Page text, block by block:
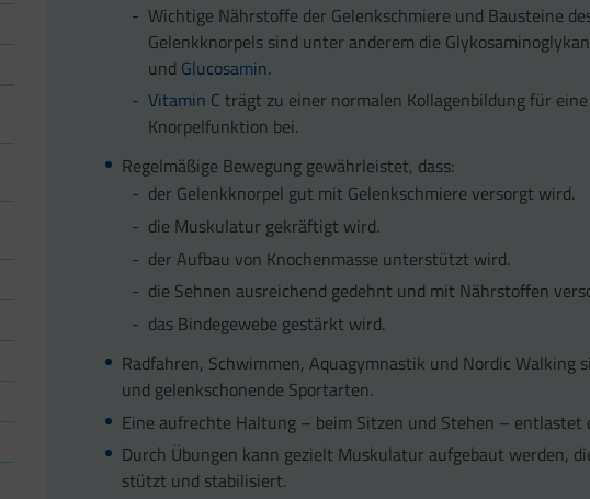
Wichtige Nährstoffe der Gelenkschmiere und Bausteine
Gelenkknorpels sind unter anderem die
und Glucosamin.
Vitamin C trägt zu einer normalen Kollagenbildung für
Knorpelfunktion bei.
Regelmäßige Bewegung gewährleistet, dass:
der Gelenkknorpel gut mit Gelenkschmiere versorgt wird.
die Muskulatur gekräftigt wird.
der Aufbau von Knochenmasse unterstützt wird.
die Sehnen ausreichend gedehnt und mit Nährstoffen
das Bindegewebe gestärkt wird.
Radfahren, Schwimmen, Aquagymnastik und Nordic Walking
und gelenkschonende Sportarten.
Eine aufrechte Haltung – beim Sitzen und Stehen – entlastet
Durch Übungen kann gezielt Muskulatur aufgebaut werden,
stützt und stabilisiert.